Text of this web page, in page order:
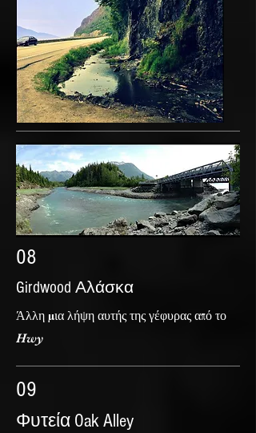
08
Girdwood Αλάσκα
Άλλη μια λήψη αυτής της γέφυρας από το
Hwy
09
Φυτεία Oak Alley